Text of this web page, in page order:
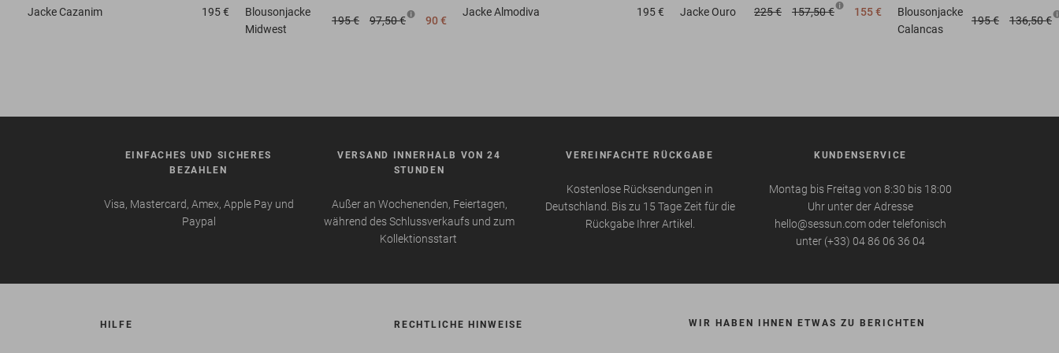
JackeCazanim 195 €
Blousonjacke
Midwest
195 € 97,50 € 90 €
JackeAlmodiva 195 € JackeOuro 225 € 157,50 € 155 €
Blousonjacke
Calancas
195 € 136,50 €
EINFACHES UND SICHERES
BEZAHLEN
Visa, Mastercard, Amex, Apple Pay und
Paypal
VERSAND INNERHALB VON 24
STUNDEN
Außer an Wochenenden, Feiertagen,
während des Schlussverkaufs und zum
Kollektionsstart
VEREINFACHTE RÜCKGABE
Kostenlose Rücksendungen in
Deutschland. Bis zu 15 Tage Zeit für die
Rückgabe Ihrer Artikel.
KUNDENSERVICE
Montag bis Freitag von 8:30 bis 18:00
Uhr unter der Adresse
hello@sessun.com oder telefonisch
unter (+33) 04 86 06 36 04
HILFE RECHTLICHE HINWEISE WIR HABEN IHNEN ETWAS ZU BERICHTEN